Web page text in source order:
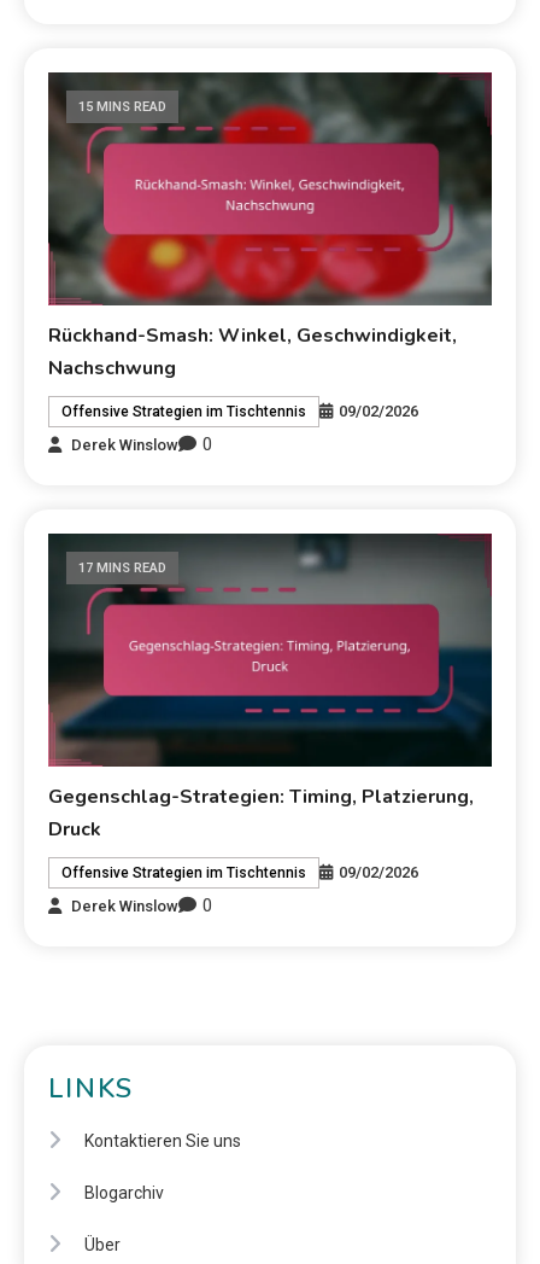
15 MINS READ
Rückhand-Smash: Winkel, Geschwindigkeit,
Nachschwung
Offensive Strategien im Tischtennis
09/02/2026
Derek Winslow
0
17 MINS READ
Gegenschlag-Strategien: Timing, Platzierung,
Druck
Offensive Strategien im Tischtennis
09/02/2026
Derek Winslow
0
LINKS
Kontaktieren Sie uns
Blogarchiv
Über